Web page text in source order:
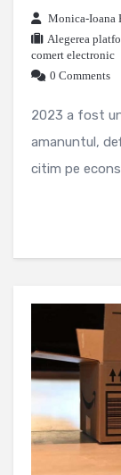
Monica-Ioana
Alegerea
comert electronic
0 Comments
2023 a fost
amanuntul,
citim pe